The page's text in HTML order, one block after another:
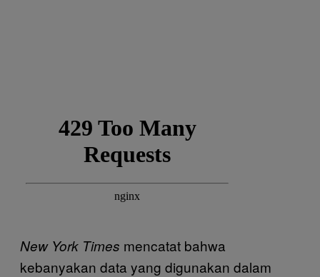
New York Times mencatat bahwa
kebanyakan data yang digunakan dalam